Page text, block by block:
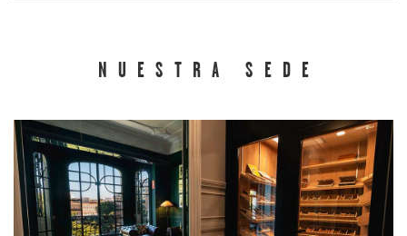
NUESTRA SEDE